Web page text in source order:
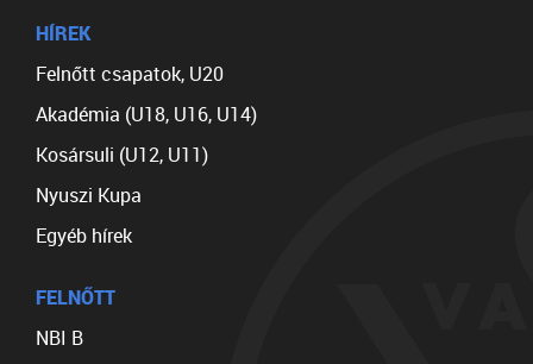
HÍREK
Felnőtt csapatok, U20
Akadémia (U18, U16, U14)
Kosársuli (U12, U11)
Nyuszi Kupa
Egyéb hírek
FELNŐTT
NBI B